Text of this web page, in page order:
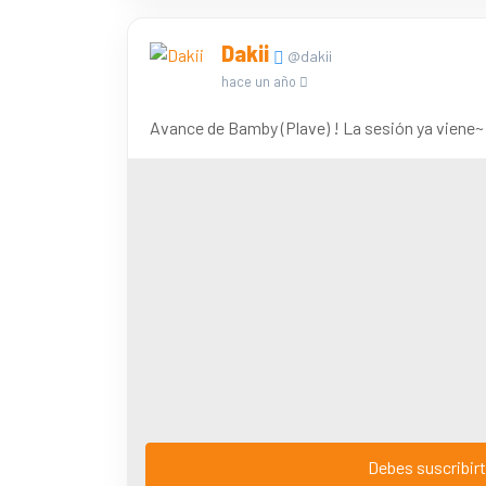
Dakii @dakii
hace un año
Avance de Bamby (Plave) ! La sesión ya viene~
Debes